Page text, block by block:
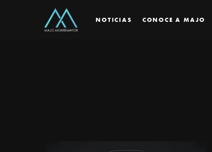
NOTICIAS CONOCE A MAJO